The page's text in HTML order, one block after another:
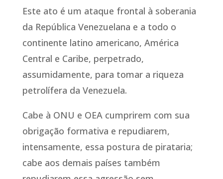
Este ato é um ataque frontal à soberania
da República Venezuelana e a todo o
continente latino americano, América
Central e Caribe, perpetrado,
assumidamente, para tomar a riqueza
petrolífera da Venezuela.
Cabe à ONU e OEA cumprirem com sua
obrigação formativa e repudiarem,
intensamente, essa postura de pirataria;
cabe aos demais países também